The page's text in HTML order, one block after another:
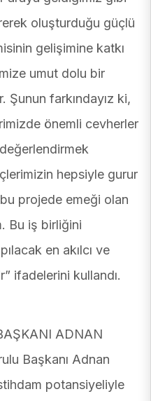
oluşturduğu güçlü
gelişimine katkı
umut dolu bir
Şunun farkındayız ki,
önemli cevherler
hepsiyle gurur
projede emeği olan
Bu iş birliğini
en akılcı ve
ifadelerini kullandı.
ADNAN
Başkanı Adnan
potansiyeliyle